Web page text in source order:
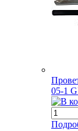
05-1